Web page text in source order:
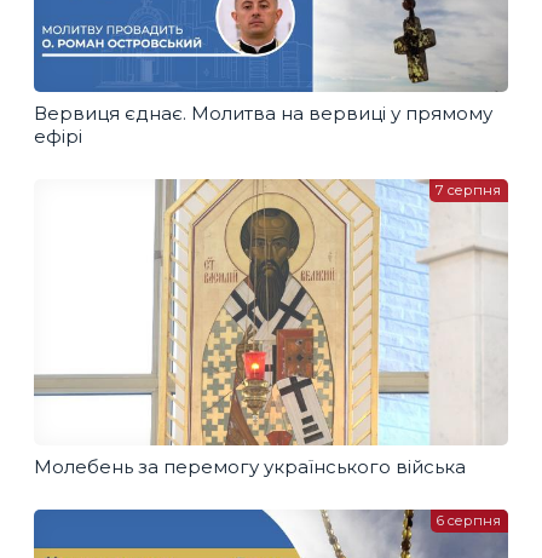
Вервиця єднає. Молитва на вервиці у прямому
ефірі
Молебень за перемогу українського війська
7 серпня
6 серпня